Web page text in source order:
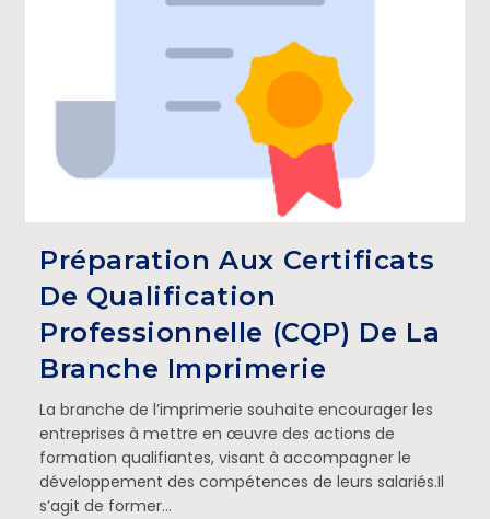
Préparation Aux Certificats
De Qualification
Professionnelle (CQP) De La
Branche Imprimerie
La branche de l’imprimerie souhaite encourager les
entreprises à mettre en œuvre des actions de
formation qualifiantes, visant à accompagner le
développement des compétences de leurs salariés.Il
s’agit de former…